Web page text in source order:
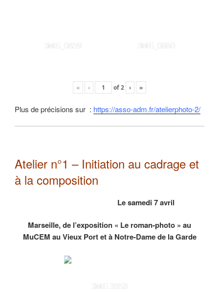
IMG_0859 IMG_0860
« ‹ of2 › »
Plus de précisions sur : https://asso-adm.fr/atelierphoto-2/
Atelier n°1 – Initiation au cadrage et
à la composition
Le samedi 7 avril
Marseille, de l’exposition « Le roman-photo » au
MuCEM au Vieux Port et à Notre-Dame de la Garde
IMG 3953